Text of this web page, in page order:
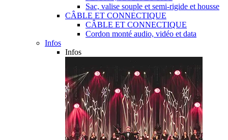
Sac, valise souple et semi-rigide et housse
CÂBLE ET CONNECTIQUE
CÂBLE ET CONNECTIQUE
Cordon monté audio, vidéo et data
Infos
Infos